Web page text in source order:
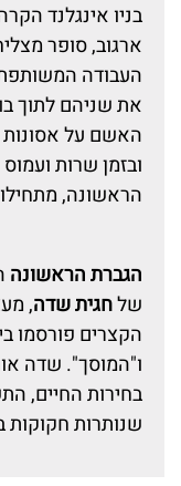
בניו אינגלנד
ארגוב, סופר
העבודה
את שניהם לתוך
האשם על
ובזמן שרות
הראשונה,
הגברת הראשונה
שלחגית שדה,
הקצרים פורסמו
ו"המוסך". שדה
בחירות החיים,
שנותרות חקוקות